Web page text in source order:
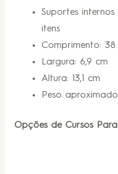
Suportes
itens
Comprimento: 38
Largura: 6,9 cm
Altura: 13,1 cm
Peso
Opções de Cursos